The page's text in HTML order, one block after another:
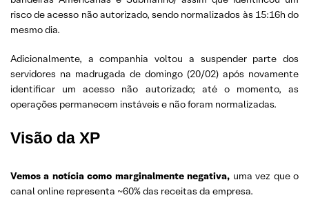
risco de acesso não autorizado, sendo normalizados às 15:16h do
mesmo dia.
Adicionalmente, a companhia voltou a suspender parte dos
servidores na madrugada de domingo (20/02) após novamente
identificar um acesso não autorizado; até o momento, as
operações permanecem instáveis e não foram normalizadas.
Visão da XP
Vemos a notícia como marginalmente negativa, uma vez que o
canal online representa ~60% das receitas da empresa.